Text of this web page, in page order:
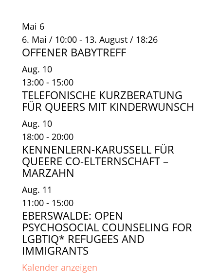
Mai 6
6. Mai / 10:00- 13. August / 18:26
OFFENER BABYTREFF
Aug. 10
13:00- 15:00
TELEFONISCHE KURZBERATUNG
FÜR QUEERS MIT KINDERWUNSCH
Aug. 10
18:00- 20:00
KENNENLERN-KARUSSELL FÜR
QUEERE CO-ELTERNSCHAFT –
MARZAHN
Aug. 11
11:00- 15:00
EBERSWALDE: OPEN
PSYCHOSOCIAL COUNSELING FOR
LGBTIQ* REFUGEES AND
IMMIGRANTS
Kalender anzeigen